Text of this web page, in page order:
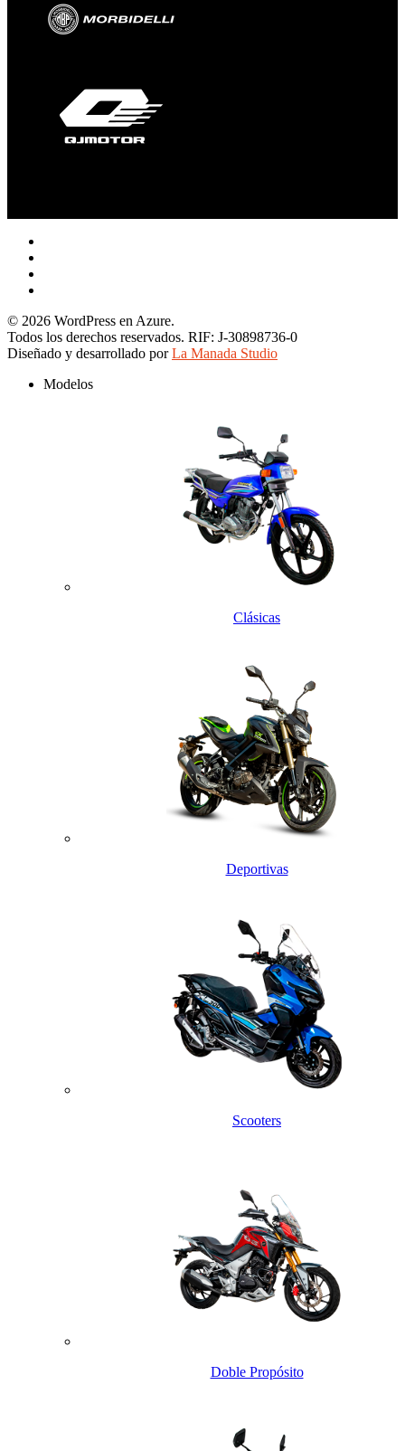
© 2026 WordPress en Azure.
Todos los derechos reservados. RIF: J-30898736-0
Diseñado y desarrollado porLa Manada Studio
Close
Modelos
Clásicas
Deportivas
Scooters
Doble Propósito